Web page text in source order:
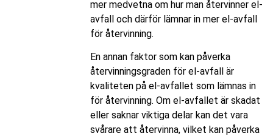
mer medvetna om hur man återvinner el-
avfall och därför lämnar in mer el-avfall
för återvinning.
En annan faktor som kan påverka
återvinningsgraden för el-avfall är
kvaliteten på el-avfallet som lämnas in
för återvinning. Om el-avfallet är skadat
eller saknar viktiga delar kan det vara
svårare att återvinna, vilket kan påverka